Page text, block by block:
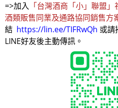
=>加入 「台灣酒商「小」聯盟」
酒類販售同業及通路協同銷售方
結 https://lin.ee/TIFRwQh 或請
LINE好友後主動傳訊。